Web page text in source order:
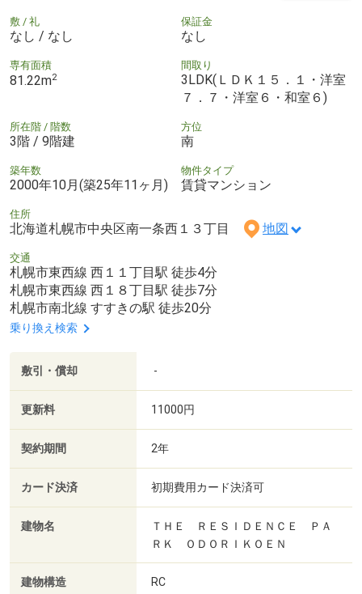
敷 / 礼
なし / なし
保証金
なし
専有面積
81.22m2
間取り
3LDK(ＬＤＫ１５．１・洋室
７．７・洋室６・和室６)
所在階 / 階数
3階 / 9階建
方位
南
築年数
2000年10月(築25年11ヶ月)
物件タイプ
賃貸マンション
住所
北海道札幌市中央区南一条西１３丁目 地図
交通
札幌市東西線 西１１丁目駅 徒歩4分
札幌市東西線 西１８丁目駅 徒歩7分
札幌市南北線 すすきの駅 徒歩20分
乗り換え検索
敷引・償却 -
更新料 11000円
契約期間 2年
カード決済 初期費用カード決済可
建物名
ＴＨＥ ＲＥＳＩＤＥＮＣＥ ＰＡ
ＲＫ ＯＤＯＲＩＫＯＥＮ
建物構造 RC